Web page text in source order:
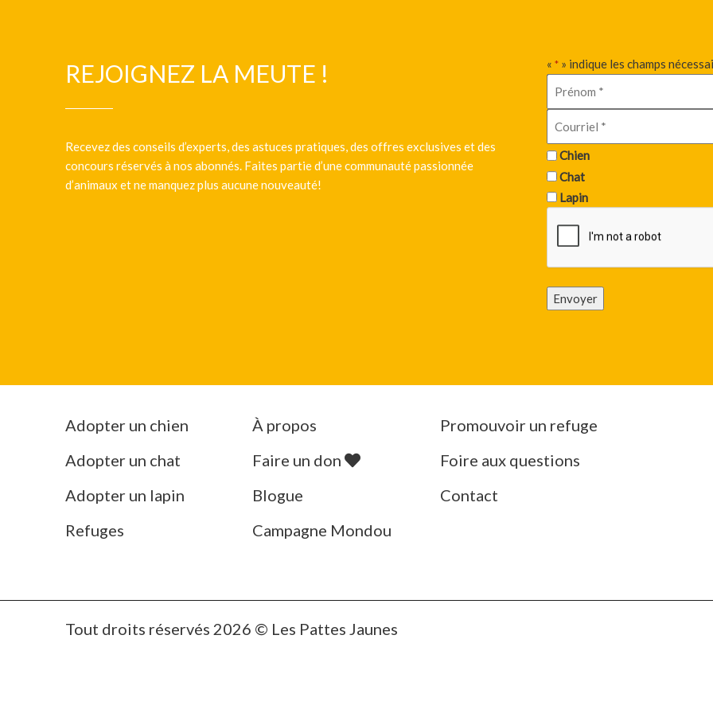
REJOIGNEZ LA MEUTE !
Recevez des conseils d’experts, des astuces pratiques, des offres exclusives et des
concours réservés à nos abonnés. Faites partie d’une communauté passionnée
d’animaux et ne manquez plus aucune nouveauté!
« * » indique les champs
Chien
Chat
Lapin
Envoyer
Adopter un chien
Adopter un chat
Adopter un lapin
Refuges
À propos
Faire un don
Blogue
Campagne Mondou
Promouvoir un refuge
Foire aux questions
Contact
Tout droits réservés 2026 © Les Pattes Jaunes